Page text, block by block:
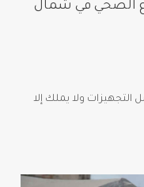
الصحي في شمال
ولا يملك إلا